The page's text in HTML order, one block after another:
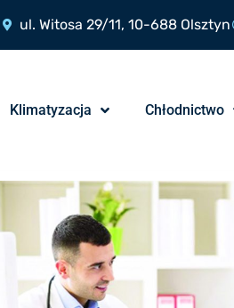
ul. Witosa 29/11, 10-688 Olsztyn
Klimatyzacja Chłodnictwo